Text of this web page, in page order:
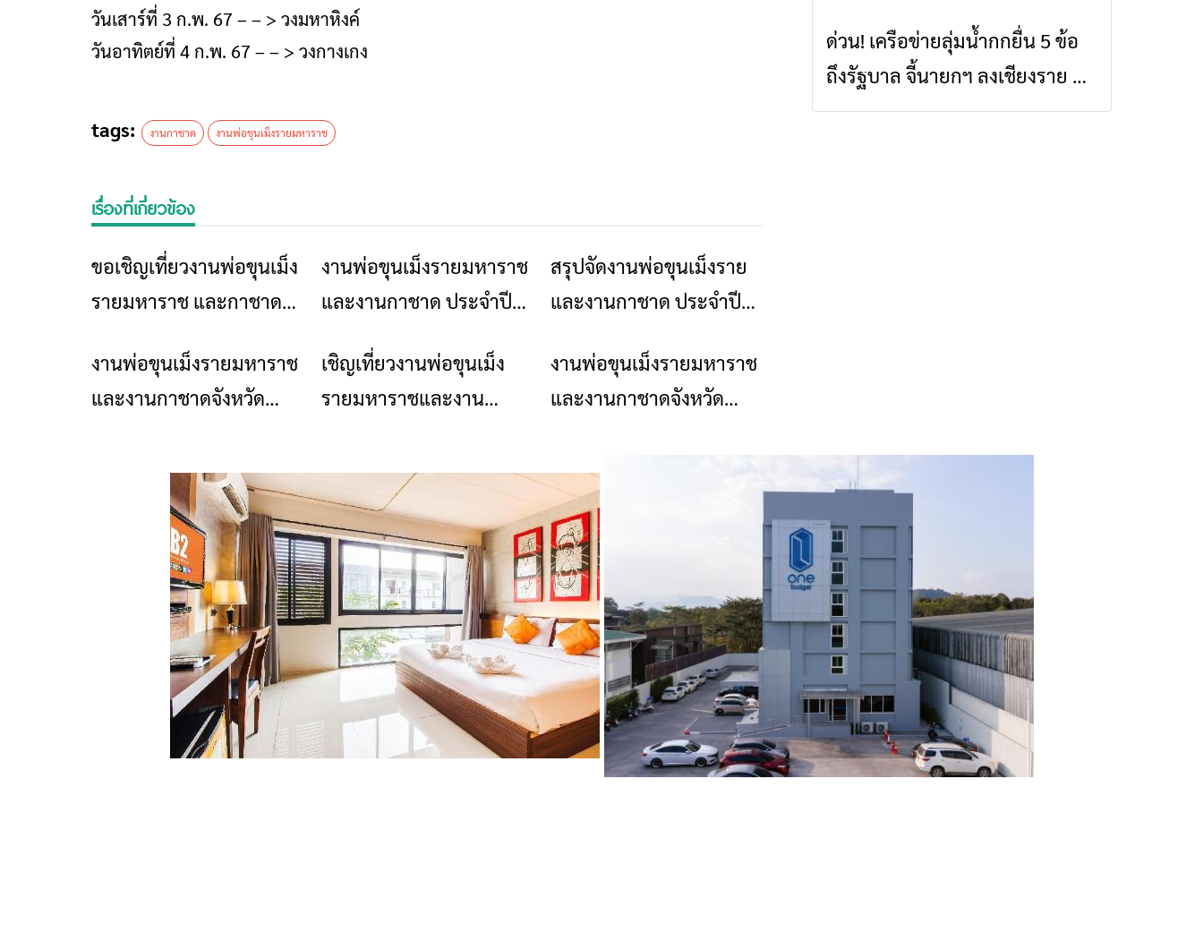
วันเสาร์ที่ 3 ก.พ. 67 – – > วงมหาหิงค์
วันอาทิตย์ที่ 4 ก.พ. 67 – – > วงกางเกง
tags: งานกาชาด งานพ่อขุนเม็งรายมหาราช
เรื่องที่เกี่ยวข้อง
ข่าวเชียงราย
ขอเชิญเที่ยวงานพ่อขุนเม็ง
รายมหาราช และกาชาด
ข่าวเชียงราย
งานพ่อขุนเม็งรายมหาราช
และงานกาชาด ประจำปี
ข่าวเชียงราย
สรุปจัดงานพ่อขุนเม็งราย
และงานกาชาด ประจำปี
เชียงราย
ข่าวเชียงราย
งานพ่อขุนเม็งรายมหาราช
และงานกาชาดจังหวัด
ข่าวเชียงราย
เชิญเที่ยวงานพ่อขุนเม็ง
รายมหาราชและงาน
ข่าวเชียงราย
งานพ่อขุนเม็งรายมหาราช
และงานกาชาดจังหวัด
ข่าวเชียงราย
ด่วน! เครือข่ายลุ่มน้ำกกยื่น 5 ข้อ
ถึงรัฐบาล จี้นายกฯ ลงเชียงราย แก้
วิกฤตสารปนเปื้อนต้นน้ำ